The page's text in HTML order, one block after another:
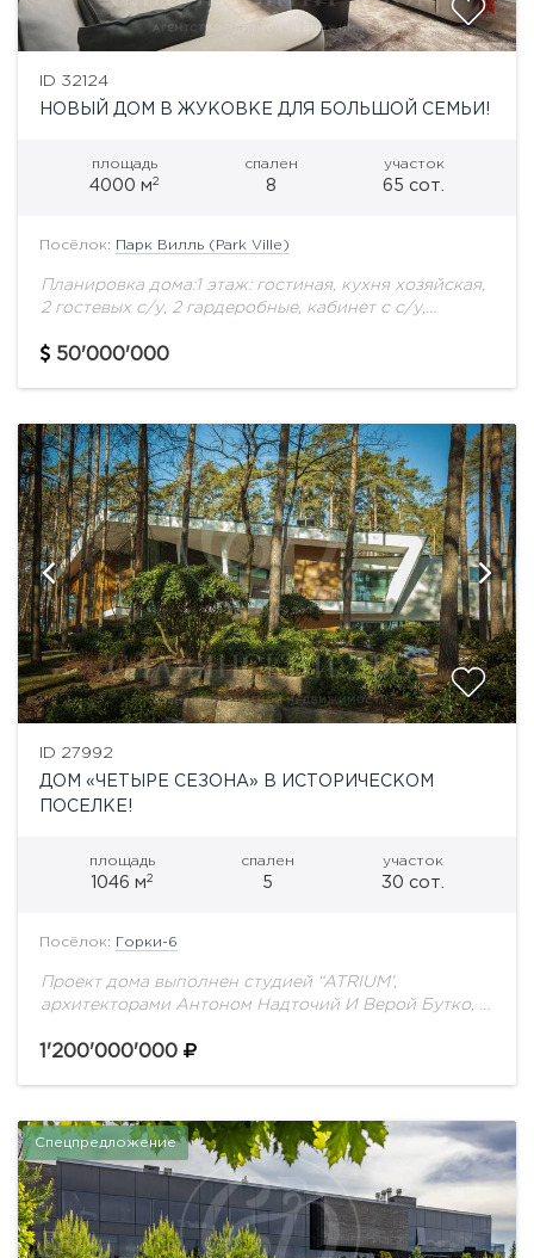
ID 32124
НОВЫЙ ДОМ В ЖУКОВКЕ ДЛЯ БОЛЬШОЙ СЕМЬИ!
площадь
4000 м2
спален
8
участок
65 сот.
Посёлок: Парк Вилль (Park Ville)
Планировка дома:1 этаж: гостиная, кухня хозяйская,
2 гостевых с/у, 2 гардеробные, кабинет с с/у,
помещения.Зона SPA: бассейн, сауна, хамам,
50'000'000
ID 27992
ДОМ «ЧЕТЫРЕ СЕЗОНА» В ИСТОРИЧЕСКОМ
ПОСЕЛКЕ!
площадь
1046 м2
спален
5
участок
30 сот.
Посёлок: Горки-6
Проект дома выполнен студией “ATRIUM’,
архитекторами Антоном Надточий И Верой Бутко, в
камином, панорамные окна. Планировка дома:1
1'200'000'000
Спецпредложение